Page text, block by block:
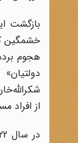
بازگشت
خشمگین
هجوم
از افراد